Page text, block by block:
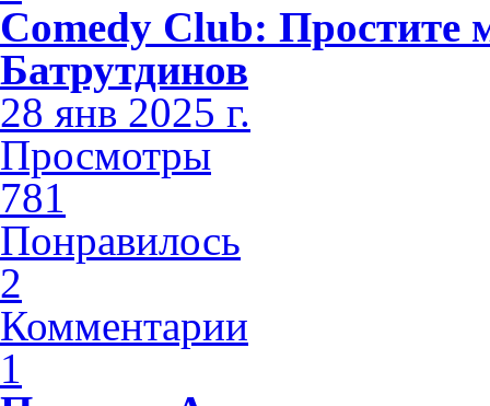
Comedy Club:
Батрутдинов
28 янв 2025 г.
Просмотры
781
Понравилось
2
Комментарии
1